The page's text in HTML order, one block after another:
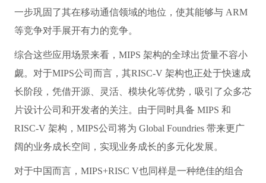
一步巩固了其在移动通信领域的地位，使其能够与 ARM
等竞争对手展开有力的竞争。
综合这些应用场景来看，MIPS 架构的全球出货量不容小
觑。对于MIPS公司而言，其RISC-V 架构也正处于快速成
长阶段，凭借开源、灵活、模块化等优势，吸引了众多芯
片设计公司和开发者的关注。由于同时具备 MIPS 和
RISC-V 架构，MIPS公司将为 Global Foundries 带来更广
阔的业务成长空间，实现业务成长的多元化发展。
对于中国而言，MIPS+RISC V也同样是一种绝佳的组合